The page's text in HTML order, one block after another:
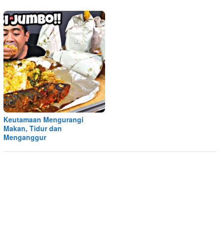
Keutamaan Mengurangi
Makan, Tidur dan
Menganggur